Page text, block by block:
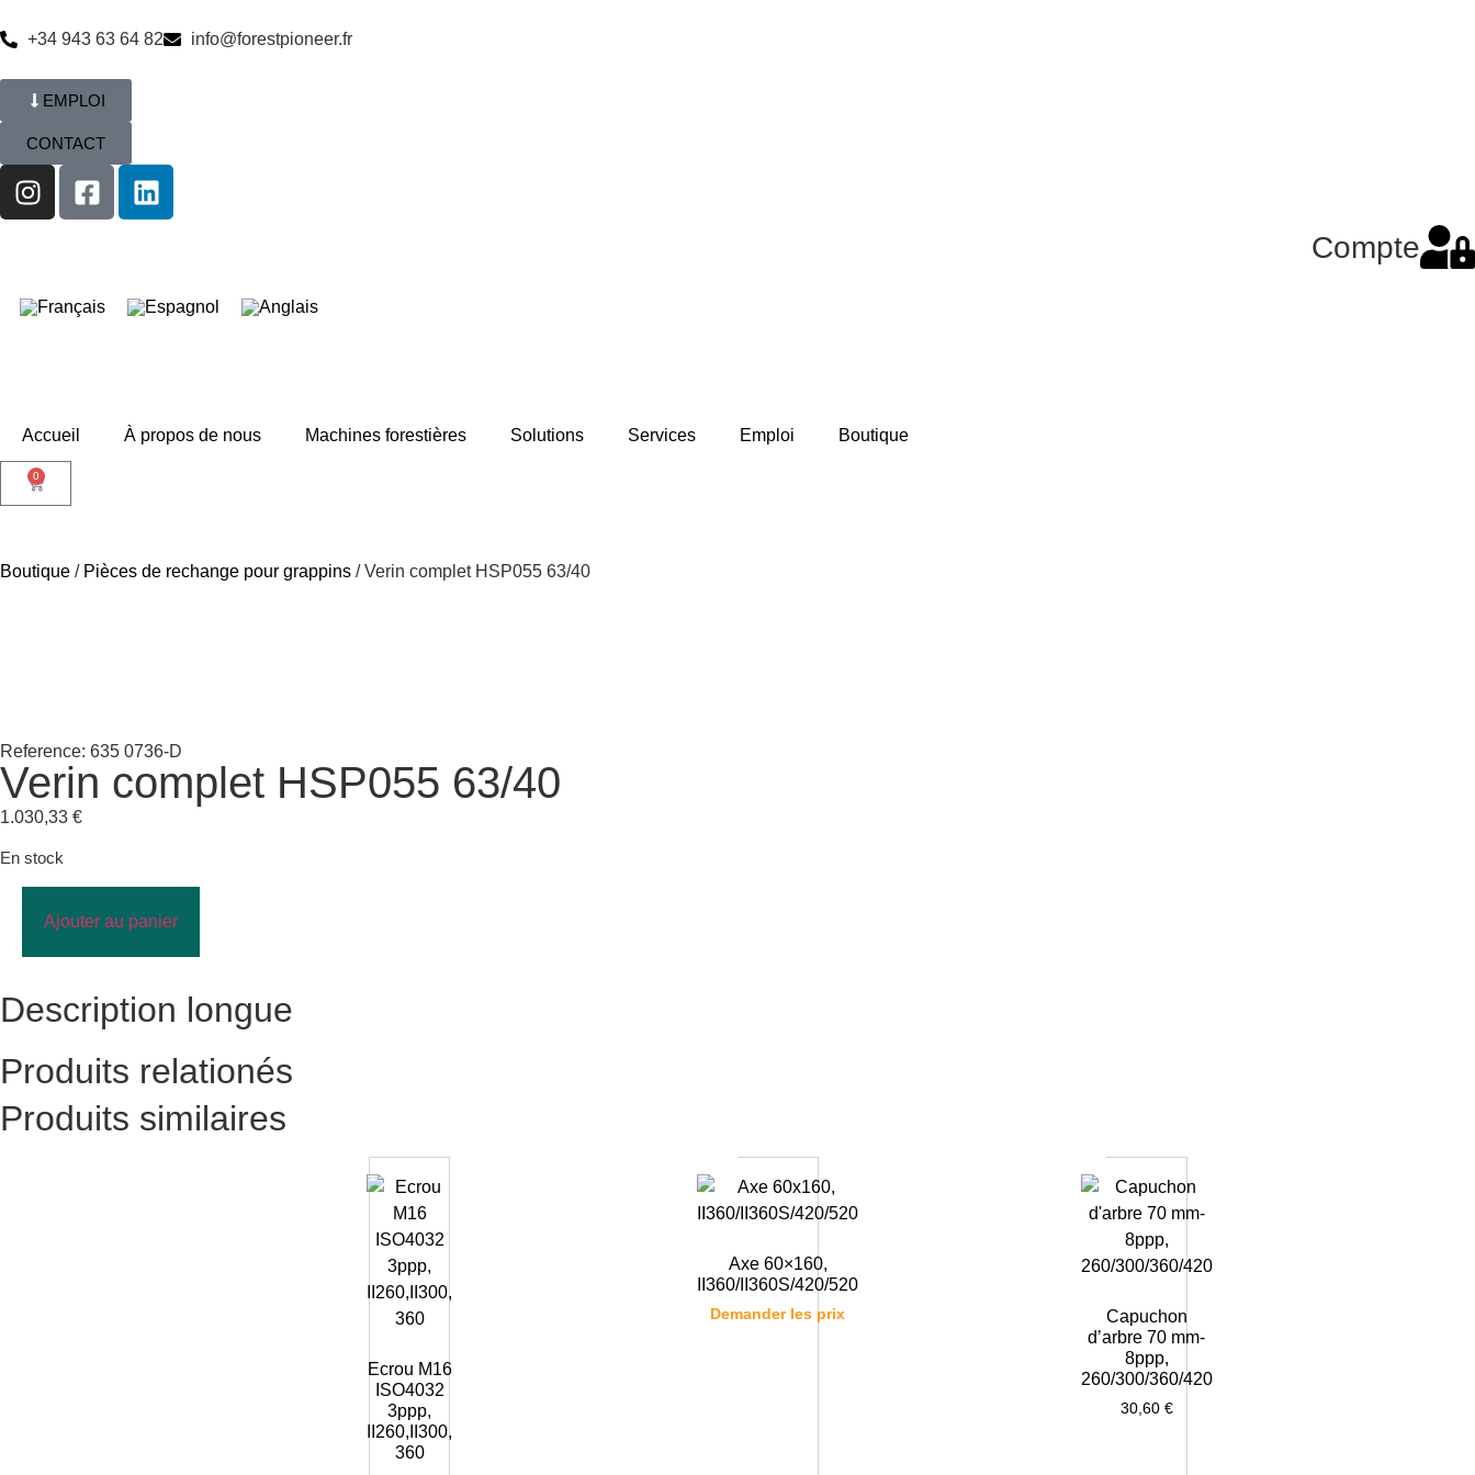
+34 943 63 64 82 info@forestpioneer.fr
EMPLOI
CONTACT
Compte
Accueil À propos de nous Machines forestières Solutions Services Emploi Boutique
0
Boutique / Pièces de rechange pour grappins / Verin complet HSP055 63/40
Reference: 635 0736-D
Verin complet HSP055 63/40
1.030,33 €
En stock
Ajouter au panier
Description longue
Produits relationés
Produits similaires
Ecrou M16
ISO4032
3ppp,
II260,II300,
360
Axe 60×160,
II360/II360S/420/520
Demander les prix
Capuchon
d’arbre 70 mm-
8ppp,
260/300/360/420
30,60 €